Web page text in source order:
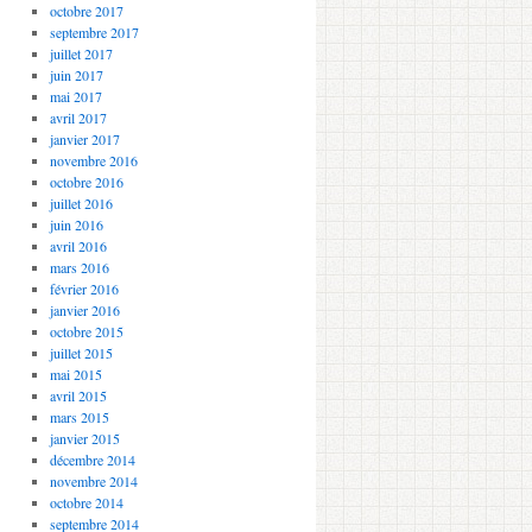
octobre 2017
septembre 2017
juillet 2017
juin 2017
mai 2017
avril 2017
janvier 2017
novembre 2016
octobre 2016
juillet 2016
juin 2016
avril 2016
mars 2016
février 2016
janvier 2016
octobre 2015
juillet 2015
mai 2015
avril 2015
mars 2015
janvier 2015
décembre 2014
novembre 2014
octobre 2014
septembre 2014